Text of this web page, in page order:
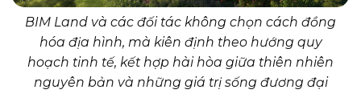
BIM Land và các đối tác không chọn cách đồng
hóa địa hình, mà kiên định theo hướng quy
hoạch tinh tế, kết hợp hài hòa giữa thiên nhiên
nguyên bản và những giá trị sống đương đại